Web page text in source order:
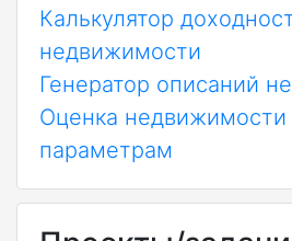
Калькулятор
недвижимости
Генератор описаний
Оценка недвижимости
параметрам